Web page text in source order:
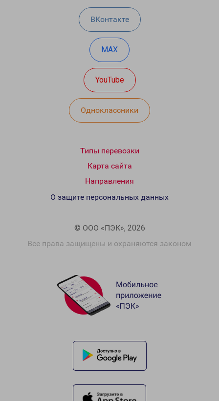
ВКонтакте
MAX
YouTube
Одноклассники
Типы перевозки
Карта сайта
Направления
© ООО «ПЭК», 2026
Все права защищены и охраняются законом
О защите персональных данных